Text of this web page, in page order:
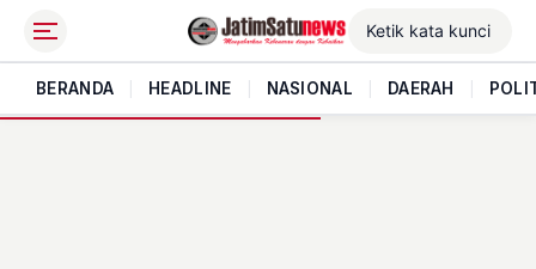
BERANDA HEADLINE NASIONAL DAERAH